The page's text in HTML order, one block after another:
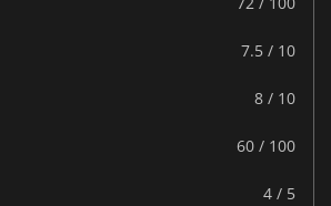
7.5 / 10
8 / 10
60 / 100
4 / 5